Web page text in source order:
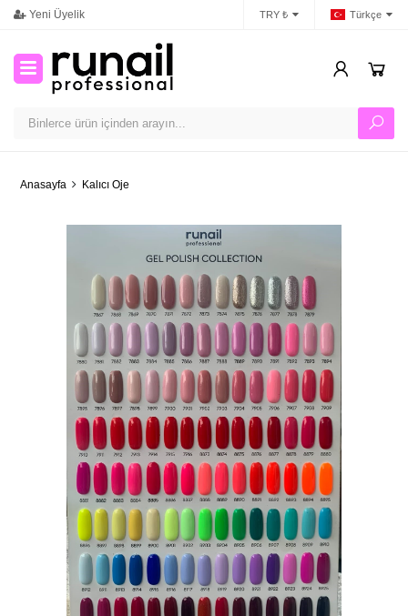
Yeni Üyelik TRY ₺ Türkçe
Anasayfa Kalıcı Oje